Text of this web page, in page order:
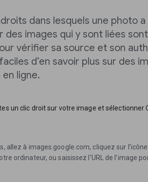
dans lesquels une photo
des images qui y sont liées
vérifier sa source et son
d’en savoir plus sur des
ligne.
un clic droit sur votre image et sélectionner
allez à images.google.com, cliquez sur
ordinateur, ou saisissez l’URL de l’image